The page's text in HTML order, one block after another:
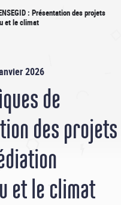
: Présentation des projets
et le climat
2026
de
des projets
et le climat